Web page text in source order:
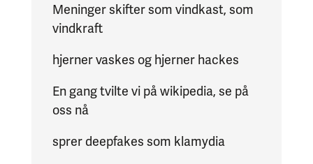
Meninger skifter som vindkast, som
vindkraft
hjerner vaskes og hjerner hackes
En gang tvilte vi på wikipedia, se på
oss nå
sprer deepfakes som klamydia